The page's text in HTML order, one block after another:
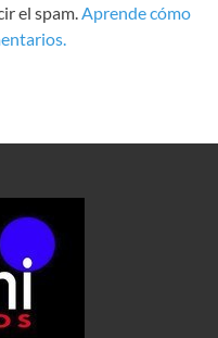
el spam. Aprende cómo